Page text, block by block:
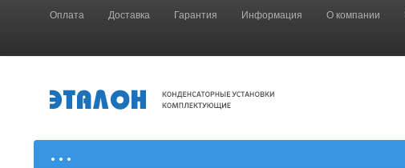
Оплата Доставка Гарантия Информация О компании
• • •